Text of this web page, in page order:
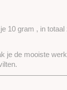
10 gram , in
je de mooiste